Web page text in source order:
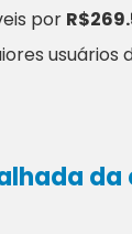
por
usuários
da